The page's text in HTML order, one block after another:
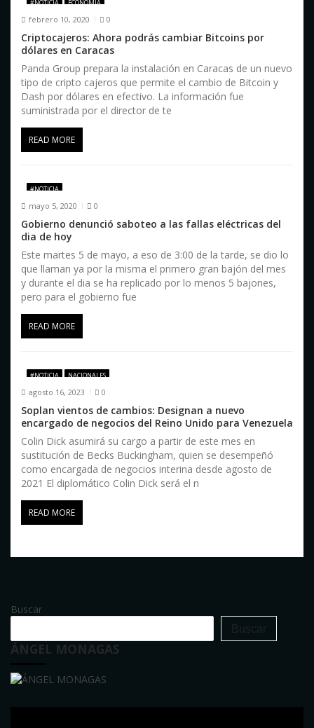
e
e
n
t
r
a
d
a
s
#NOTICIA ECONOMÍA
febrero 10, 2020 0
Criptocajeros: Ahora podrás cambiar Bitcoins por
dólares en Caracas
Panda Group prepara la instalación en Caracas de un nuevo
tipo de cripto cajeros que permite el cambio de Bitcoin y
Dash por dólares en efectivo. La información fue
suministrada por el director de te
READ MORE
#NOTICIA
mayo 5, 2020 0
Gobierno denunció saboteo a las fallas eléctricas del
dia de hoy
Este martes 5 de mayo, a eso de 3:00 de la tarde, se dio lo
que llaman ya por la misma el primero gran bajón del mes
y durante el dia se ha replicado por lo menos 5 bajones,
pero para el gobierno fue
READ MORE
#NOTICIA NACIONALES
agosto 16, 2023 0
Soplan vientos de cambios: Designan a nuevo
encargado de negocios del Reino Unido para Venezuela
Colin Dick asumirá su cargo a partir de este mes en
sustitución de Becks Buckingham, quien se desempeñó
como encargada de negocios interina desde agosto de
2021 El diplomático Colin Dick será el n
READ MORE
Buscar
Buscar
ÁNGEL MONAGAS